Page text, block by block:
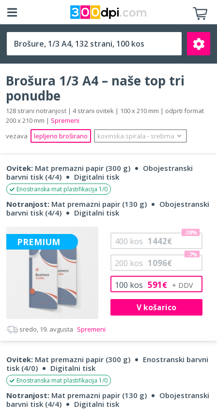
1/3 A4 (100 x 210 mm)
Išči
Brošura 1/3 A4 – naše top tri
ponudbe
128 strani notranjost | 4 strani ovitek | 100 x 210 mm | odprti format
200 x 210 mm | Spremeni
vezava
lepljeno broširano kovinska spirala ‐ srebrna
Ovitek: Mat premazni papir (300 g)
Obojestranski
barvni tisk (4/4)
Digitalni tisk
Enostranska mat plastifikacija 1/0
Notranjost: Mat premazni papir (130 g)
Obojestranski
barvni tisk (4/4)
Digitalni tisk
PREMIUM
100 kos 591€
200 kos 1096€
-7%
400 kos 1442€
-38%
V košarico
sredo, 19. avgusta Spremeni
Ovitek: Mat premazni papir (300 g)
Enostranski barvni
tisk (4/0)
Digitalni tisk
Enostranska mat plastifikacija 1/0
Notranjost: Mat premazni papir (130 g)
Obojestranski
barvni tisk (4/4)
Digitalni tisk